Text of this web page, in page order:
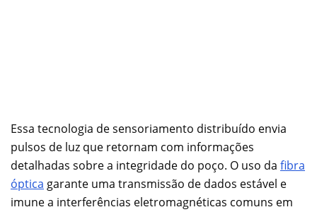
Essa tecnologia de sensoriamento distribuído envia
pulsos de luz que retornam com informações
detalhadas sobre a integridade do poço. O uso da fibra
óptica garante uma transmissão de dados estável e
imune a interferências eletromagnéticas comuns em